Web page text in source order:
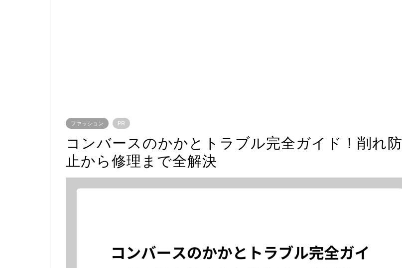
ファッション PR
コンバースのかかとトラブル完全ガイド！削れ防
止から修理まで全解決